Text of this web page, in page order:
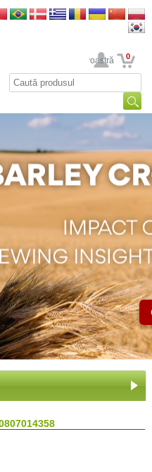
Contul dumneavoastră 0